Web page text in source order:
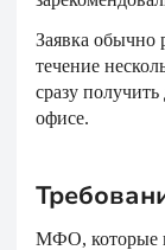
Заявка обычно
течение
сразу
офисе.
МФО, которые